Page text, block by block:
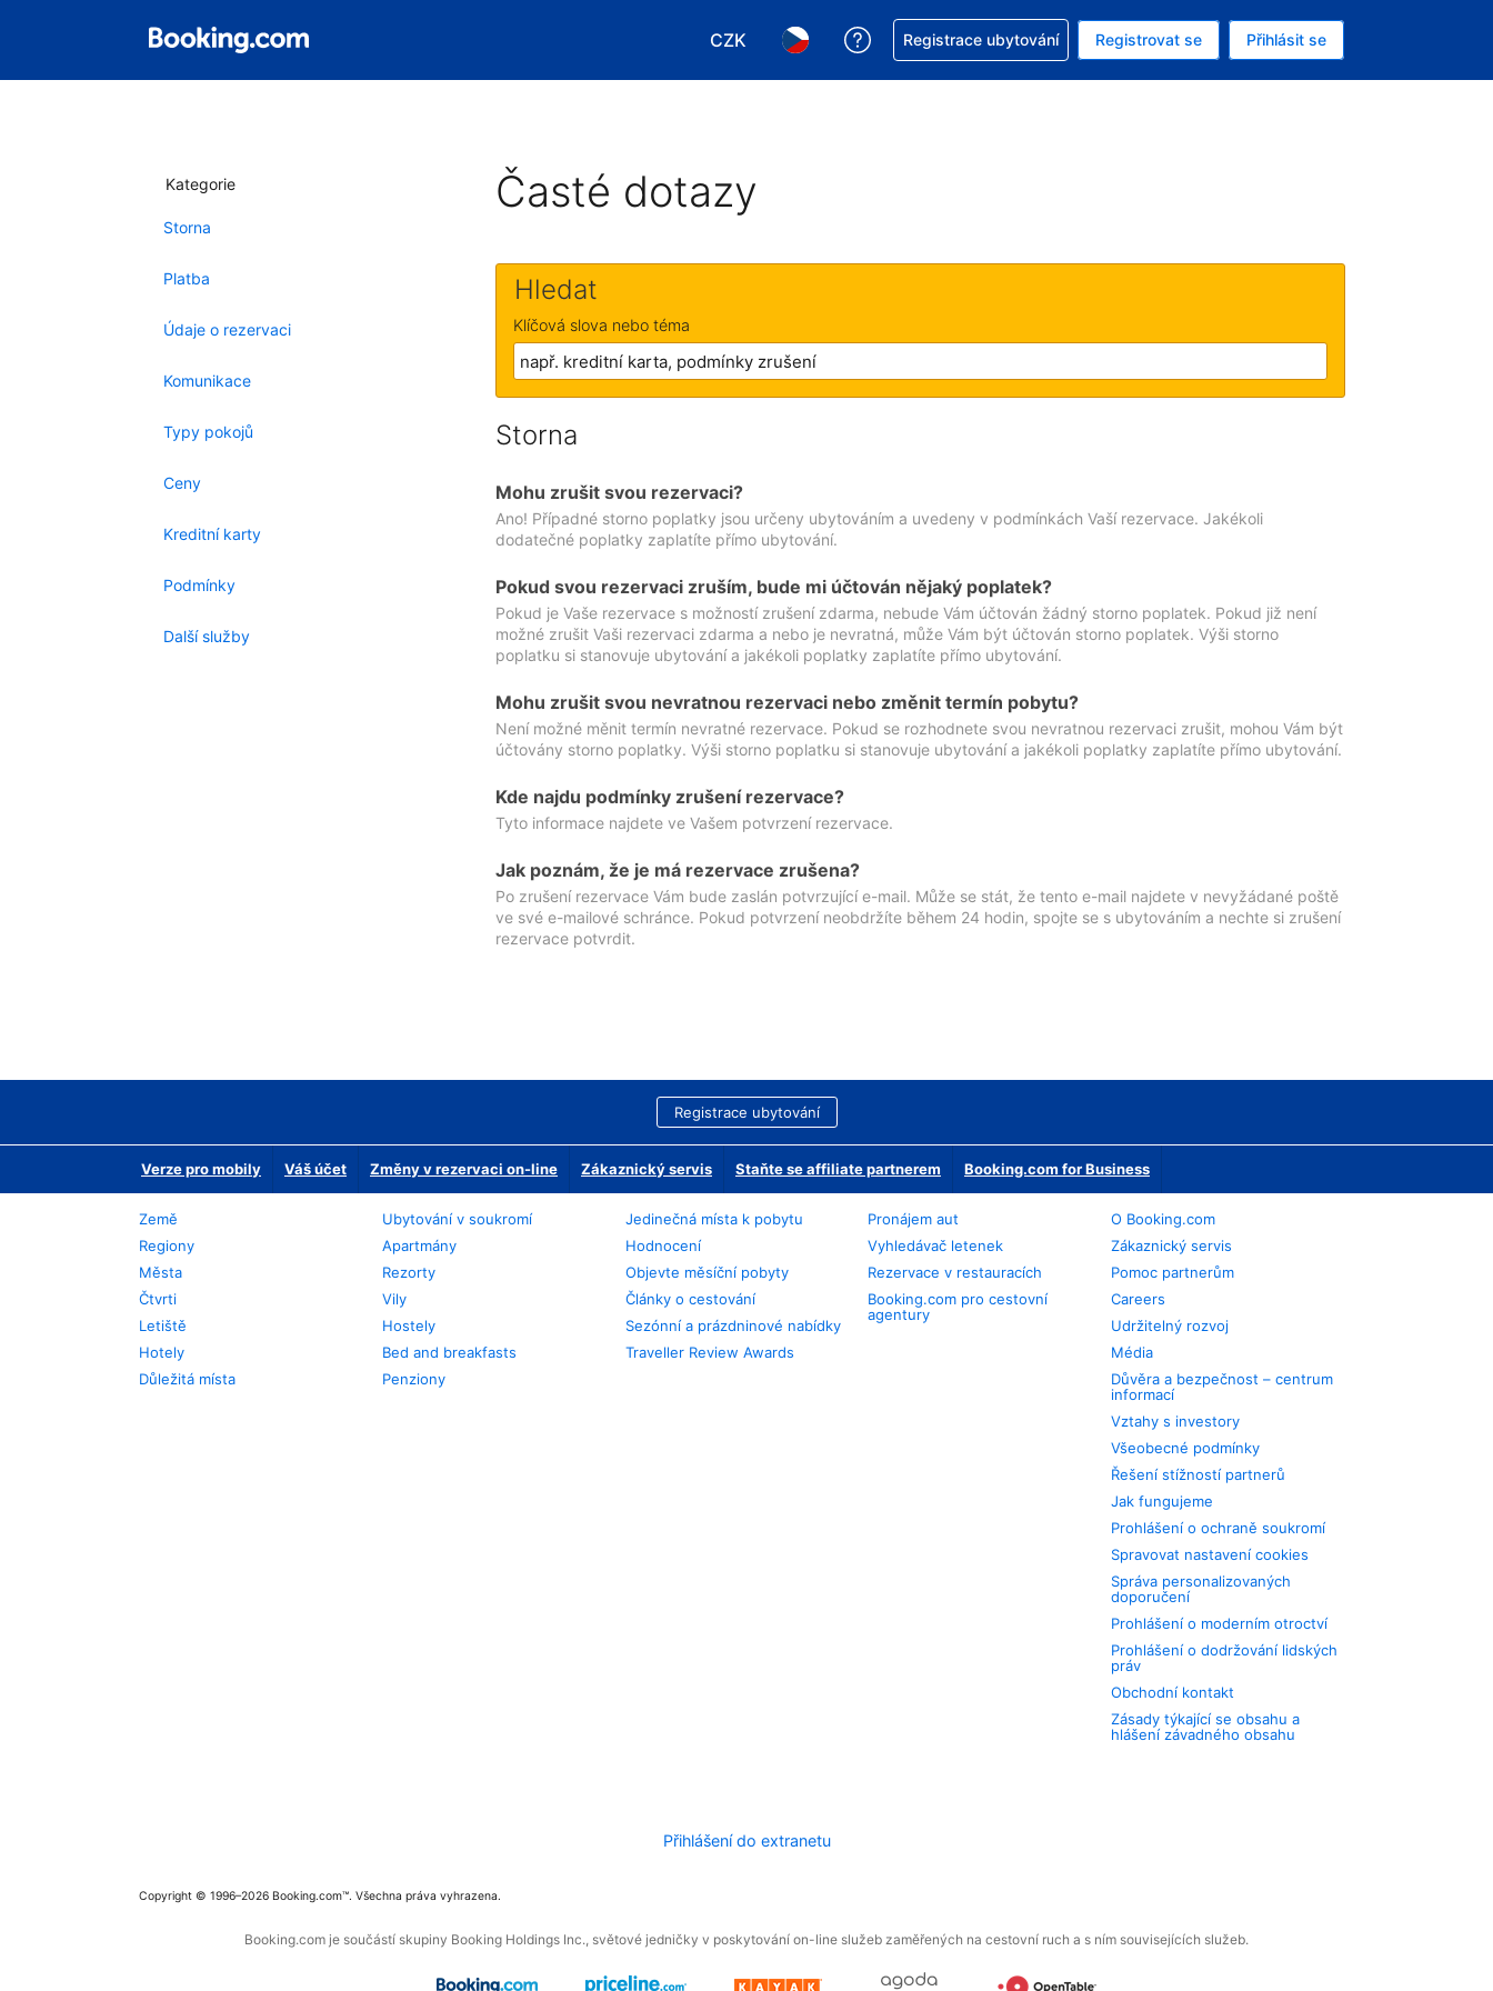
CZK
Vyberte si měnu. Aktuálně zvolená měna: Česká koruna
Vyberte si jazyk. Aktuálně zvolený jazyk: V češtině
Asistence s rezervací
Registrace ubytování Registrovat se Přihlásit se
Kategorie
Storna
Platba
Údaje o rezervaci
Komunikace
Typy pokojů
Ceny
Kreditní karty
Podmínky
Další služby
Časté dotazy
Hledat
Klíčová slova nebo téma
Storna
Mohu zrušit svou rezervaci?
Ano! Případné storno poplatky jsou určeny ubytováním a uvedeny v podmínkách Vaší rezervace. Jakékoli
dodatečné poplatky zaplatíte přímo ubytování.
Pokud svou rezervaci zruším, bude mi účtován nějaký poplatek?
Pokud je Vaše rezervace s možností zrušení zdarma, nebude Vám účtován žádný storno poplatek. Pokud již není
možné zrušit Vaši rezervaci zdarma a nebo je nevratná, může Vám být účtován storno poplatek. Výši storno
poplatku si stanovuje ubytování a jakékoli poplatky zaplatíte přímo ubytování.
Mohu zrušit svou nevratnou rezervaci nebo změnit termín pobytu?
Není možné měnit termín nevratné rezervace. Pokud se rozhodnete svou nevratnou rezervaci zrušit, mohou Vám být
účtovány storno poplatky. Výši storno poplatku si stanovuje ubytování a jakékoli poplatky zaplatíte přímo ubytování.
Kde najdu podmínky zrušení rezervace?
Tyto informace najdete ve Vašem potvrzení rezervace.
Jak poznám, že je má rezervace zrušena?
Po zrušení rezervace Vám bude zaslán potvrzující e-mail. Může se stát, že tento e-mail najdete v nevyžádané poště
ve své e-mailové schránce. Pokud potvrzení neobdržíte během 24 hodin, spojte se s ubytováním a nechte si zrušení
rezervace potvrdit.
Registrace ubytování
Verze pro mobily Váš účet Změny v rezervaci on-line Zákaznický servis Staňte se affiliate partnerem Booking.com for Business
Země
Regiony
Města
Čtvrti
Letiště
Hotely
Důležitá místa
Ubytování v soukromí
Apartmány
Rezorty
Vily
Hostely
Bed and breakfasts
Penziony
Jedinečná místa k pobytu
Hodnocení
Objevte měsíční pobyty
Články o cestování
Sezónní a prázdninové nabídky
Traveller Review Awards
Pronájem aut
Vyhledávač letenek
Rezervace v restauracích
Booking.com pro cestovní
agentury
O Booking.com
Zákaznický servis
Pomoc partnerům
Careers
Udržitelný rozvoj
Média
Důvěra a bezpečnost – centrum
informací
Vztahy s investory
Všeobecné podmínky
Řešení stížností partnerů
Jak fungujeme
Prohlášení o ochraně soukromí
Spravovat nastavení cookies
Správa personalizovaných
doporučení
Prohlášení o moderním otroctví
Prohlášení o dodržování lidských
práv
Obchodní kontakt
Zásady týkající se obsahu a
hlášení závadného obsahu
Přihlášení do extranetu
Copyright © 1996–2026 Booking.com™. Všechna práva vyhrazena.
Booking.com je součástí skupiny Booking Holdings Inc., světové jedničky v poskytování on-line služeb zaměřených na cestovní ruch a s ním souvisejících služeb.